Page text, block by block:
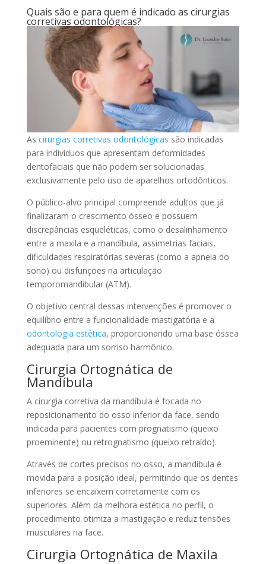
Quais são e para quem é indicado as cirurgias
corretivas odontológicas?
As cirurgias corretivas odontológicas são indicadas
para indivíduos que apresentam deformidades
dentofaciais que não podem ser solucionadas
exclusivamente pelo uso de aparelhos ortodônticos.
O público-alvo principal compreende adultos que já
finalizaram o crescimento ósseo e possuem
discrepâncias esqueléticas, como o desalinhamento
entre a maxila e a mandíbula, assimetrias faciais,
dificuldades respiratórias severas (como a apneia do
sono) ou disfunções na articulação
temporomandibular (ATM).
O objetivo central dessas intervenções é promover o
equilíbrio entre a funcionalidade mastigatória e a
odontologia estética, proporcionando uma base óssea
adequada para um sorriso harmônico.
Cirurgia Ortognática de
Mandíbula
A cirurgia corretiva da mandíbula é focada no
reposicionamento do osso inferior da face, sendo
indicada para pacientes com prognatismo (queixo
proeminente) ou retrognatismo (queixo retraído).
Através de cortes precisos no osso, a mandíbula é
movida para a posição ideal, permitindo que os dentes
inferiores se encaixem corretamente com os
superiores. Além da melhora estética no perfil, o
procedimento otimiza a mastigação e reduz tensões
musculares na face.
Cirurgia Ortognática de Maxila